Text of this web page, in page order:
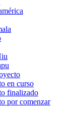
en curso
finalizado
por comenzar